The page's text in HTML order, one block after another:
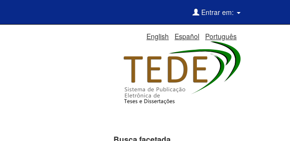
Entrar em:
English Español Português